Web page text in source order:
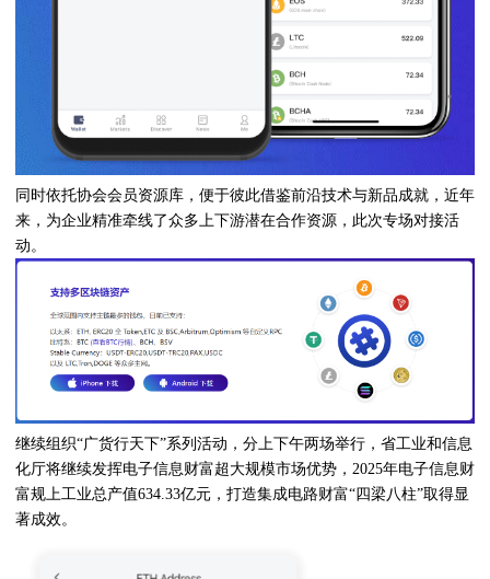
同时依托协会会员资源库，便于彼此借鉴前沿技术与新品成就，近年
来，为企业精准牵线了众多上下游潜在合作资源，此次专场对接活
动。
继续组织“广货行天下”系列活动，分上下午两场举行，省工业和信息
化厅将继续发挥电子信息财富超大规模市场优势，2025年电子信息财
富规上工业总产值634.33亿元，打造集成电路财富“四梁八柱”取得显
著成效。